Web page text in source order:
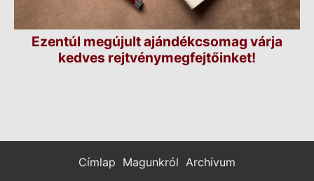
Ezentúl megújult ajándékcsomag várja
kedves rejtvénymegfejtőinket!
Címlap Magunkról Archívum